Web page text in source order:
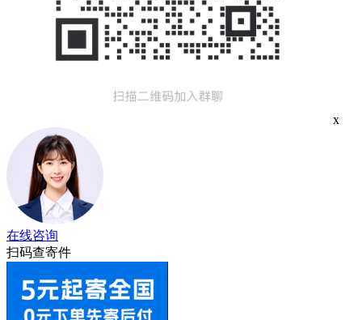
x
在线咨询
扫码查寄件